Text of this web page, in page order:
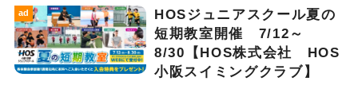
ad
HOSジュニアスクール夏の
短期教室開催 7/12～
8/30【HOS株式会社 HOS
小阪スイミングクラブ】